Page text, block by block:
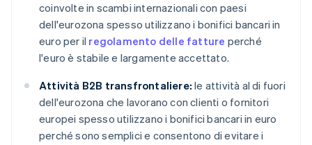
coinvolte in scambi internazionali con paesi
dell'eurozona spesso utilizzano i bonifici bancari in
euro per il regolamento delle fatture perché
l'euro è stabile e largamente accettato.
Attività B2B transfrontaliere: le attività al di fuori
dell'eurozona che lavorano con clienti o fornitori
europei spesso utilizzano i bonifici bancari in euro
perché sono semplici e consentono di evitare i